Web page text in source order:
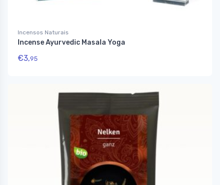
Incensos Naturais
Incense Ayurvedic Masala Yoga
€3,95